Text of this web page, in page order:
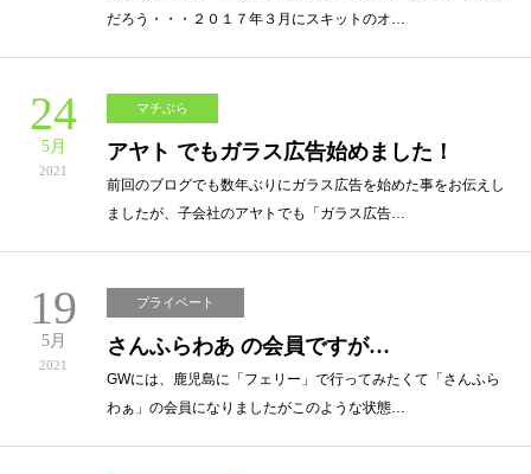
だろう・・・２０１７年３月にスキットのオ…
24
5月
2021
マチぶら
アヤト でもガラス広告始めました！
前回のブログでも数年ぶりにガラス広告を始めた事をお伝えし
ましたが、子会社のアヤトでも「ガラス広告…
19
5月
2021
プライベート
さんふらわあ の会員ですが…
GWには、鹿児島に「フェリー」で行ってみたくて「さんふら
わぁ」の会員になりましたがこのような状態…